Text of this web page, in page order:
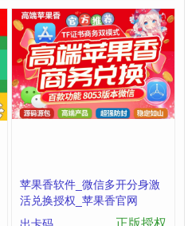
苹果香软件_微信多开分身激
活兑换授权_苹果香官网